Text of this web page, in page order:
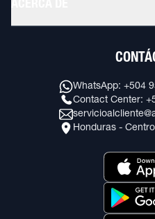
WhatsApp: +504
Contact Center:
Honduras -